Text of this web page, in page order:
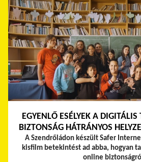
EGYENLŐ ESÉLYEK A
BIZTONSÁG HÁTRÁNYOS
A Szendrőládon készült Safer
kisfilm betekintést ad abba, hogyan
online